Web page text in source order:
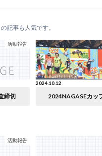
記事も人気です。
活動報告
締切
2024.10.12
2024NAGASEカッ
活動報告